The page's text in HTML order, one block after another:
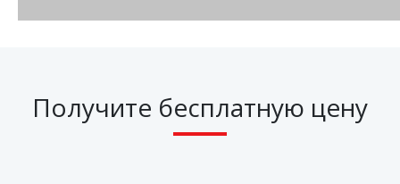
Получите бесплатную цену